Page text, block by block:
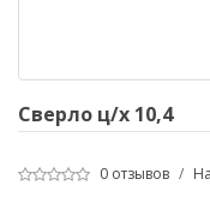
Сверло ц/х 10,4
0 отзывов /